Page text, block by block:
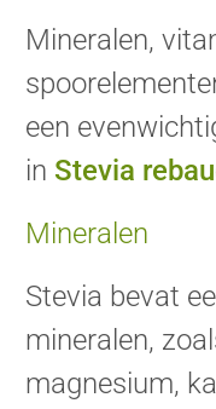
Mineralen,
een
in Stevia
Mineralen
Stevia bevat
mineralen,
magnesium,